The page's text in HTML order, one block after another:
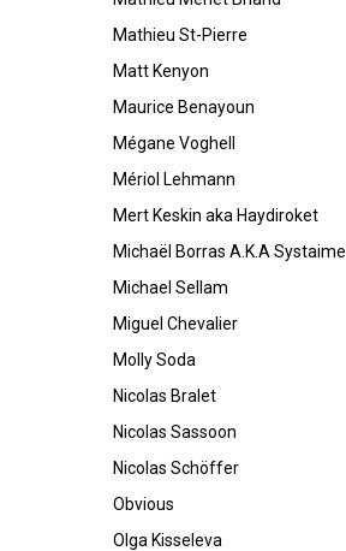
Mathieu St-Pierre
Matt Kenyon
Maurice Benayoun
Mégane Voghell
Mériol Lehmann
Mert Keskin aka Haydiroket
Michaël Borras A.K.A Systaime
Michael Sellam
Miguel Chevalier
Molly Soda
Nicolas Bralet
Nicolas Sassoon
Nicolas Schöffer
Obvious
Olga Kisseleva